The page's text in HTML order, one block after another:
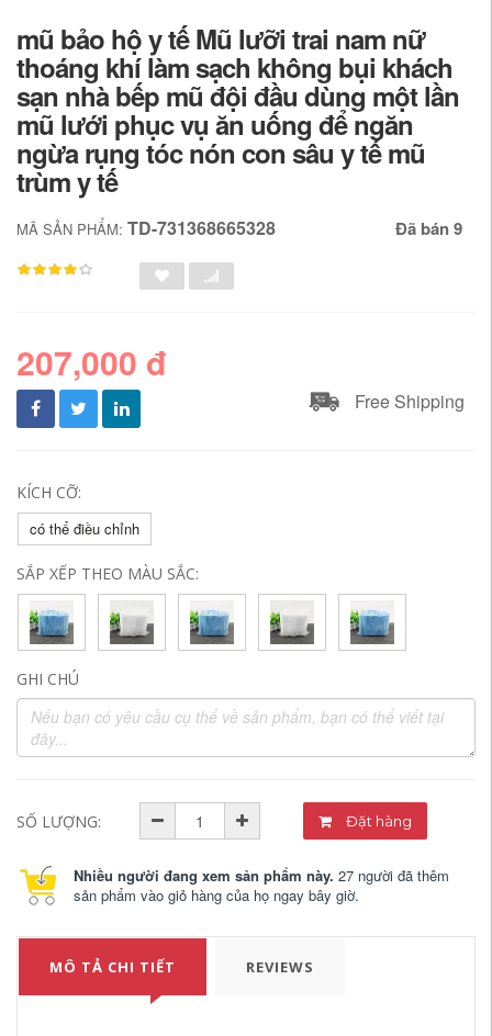
mũ bảo hộ y tế Mũ lưỡi trai nam nữ
thoáng khí làm sạch không bụi khách
sạn nhà bếp mũ đội đầu dùng một lần
mũ lưới phục vụ ăn uống để ngăn
ngừa rụng tóc nón con sâu y tế mũ
trùm y tế
MÃ SẢN PHẨM: TD-731368665328 Đã bán 9
207,000 đ
Free Shipping
KÍCH CỠ:
có thể điều chỉnh
SẮP XẾP THEO MÀU SẮC:
GHI CHÚ
SỐ LƯỢNG: Đặt hàng
Nhiều người đang xem sản phẩm này. 27 người đã thêm
sản phẩm vào giỏ hàng của họ ngay bây giờ.
MÔ TẢ CHI TIẾT REVIEWS